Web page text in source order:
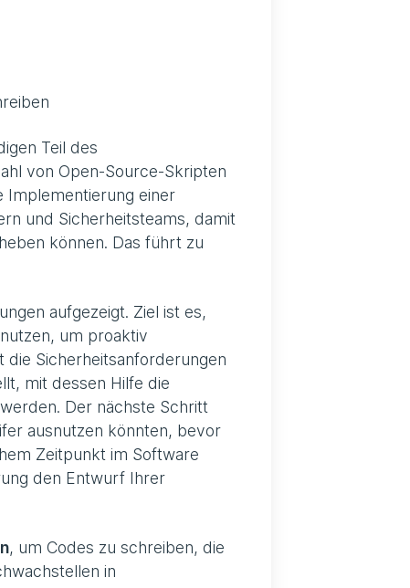
Teil des
von Open-Source-Skripten
Implementierung einer
und Sicherheitsteams, damit
können. Das führt zu
aufgezeigt. Ziel ist es,
um proaktiv
die Sicherheitsanforderungen
mit dessen Hilfe die
Der nächste Schritt
ausnutzen könnten, bevor
Zeitpunkt im Software
den Entwurf Ihrer
, um Codes zu schreiben, die
in